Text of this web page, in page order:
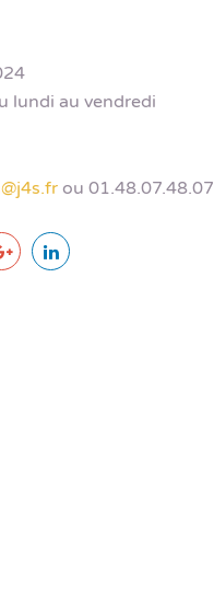
lundi au vendredi
ou 01.48.07.48.07